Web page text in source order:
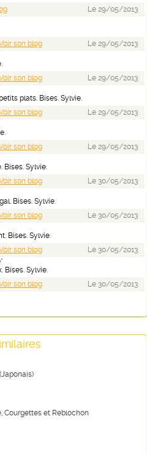
Le 29/05/2013
son blog
Le 29/05/2013
son blog
Le 29/05/2013
plats. Bises. Sylvie.
son blog
Le 29/05/2013
son blog
Le 29/05/2013
Bises. Sylvie.
son blog
Le 30/05/2013
Bises. Sylvie.
son blog
Le 30/05/2013
Bises. Sylvie.
son blog
Le 30/05/2013
Bises. Sylvie.
son blog
Le 30/05/2013
Courgettes et Reblochon